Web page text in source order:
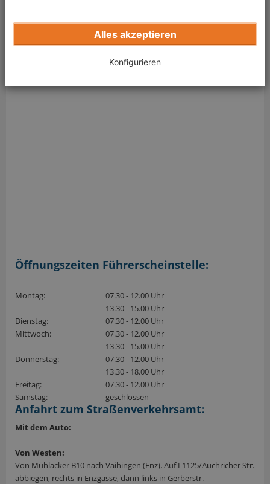
Tel.:(07141) 144-8254
Fax: (07141) 144-8219
Öffnungszeiten Führerscheinstelle:
Montag:
07.30 - 12.00 Uhr
13.30 - 15.00 Uhr
Dienstag:
07.30 - 12.00 Uhr
Mittwoch:
07.30 - 12.00 Uhr
13.30 - 15.00 Uhr
Donnerstag:
07.30 - 12.00 Uhr
13.30 - 18.00 Uhr
Freitag:
07.30 - 12.00 Uhr
Samstag:
geschlossen
Anfahrt zum Straßenverkehrsamt:
Mit dem Auto:
Von Westen:
Von Mühlacker B10 nach Vaihingen (Enz). Auf L1125/Auchricher Str.
abbiegen, rechts in Enzgasse, dann links in Gerberstr.
Alles akzeptieren
Konfigurieren